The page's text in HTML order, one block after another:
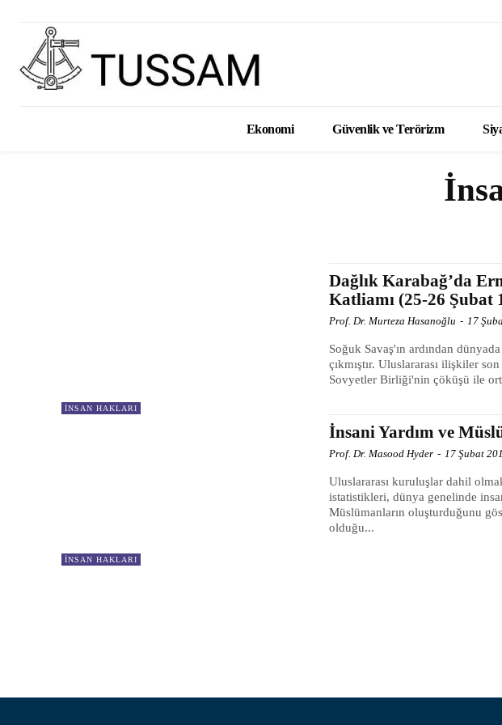
Ekonomi Güvenlik ve Terörizm
İNSAN HAKLARI
Dağlık Karabağ’da
Katliamı (25-26 Şubat
Prof. Dr. Murteza Hasanoğlu - 17
Soğuk Savaş'ın ardından
çıkmıştır. Uluslararası ilişkiler
Sovyetler Birliği'nin çöküşü ile
İNSAN HAKLARI
İnsani Yardım ve
Prof. Dr. Masood Hyder - 17 Şubat
Uluslararası kuruluşlar dahil
istatistikleri, dünya genelinde
Müslümanların oluşturduğunu
olduğu...